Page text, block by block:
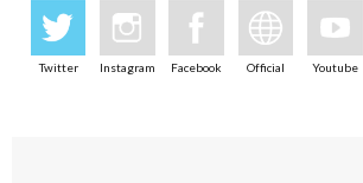
Twitter Instagram Facebook Official Youtube